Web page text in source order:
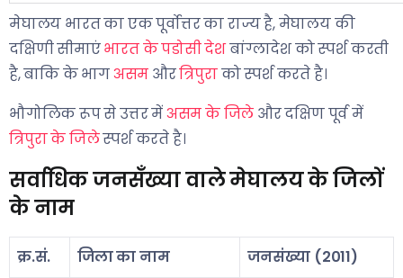
मेघालय भारत का एक पूर्वोत्तर का राज्य है, मेघालय की
दक्षिणी सीमाएंभारत के पडोसी देशबांग्लादेश को स्पर्श करती
है, बाकि के भागअसम औरत्रिपुराको स्पर्श करते है।
भौगोलिक रूप से उत्तर मेंअसम के जिले और दक्षिण पूर्व में
त्रिपुरा के जिलेस्पर्श करते है।
सर्वाधिक जनसँख्या वाले मेघालय के जिलों
के नाम
क्र.सं. जिला का नाम
जनसंख्या (2011)